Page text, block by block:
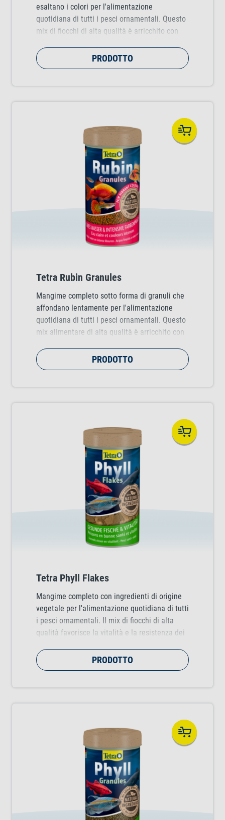
esaltano i colori per l'alimentazione
quotidiana di tutti i pesci ornamentali. Questo
mix di fiocchi di alta qualità è arricchito con
dei colori dei pesci.PRODOTTO
Tetra Rubin Granules
Mangime completo sotto forma di granuli che
affondano lentamente per l'alimentazione
quotidiana di tutti i pesci ornamentali. Questo
mix alimentare di alta qualità è arricchito con
dei colori dei pesci.PRODOTTO
Tetra Phyll Flakes
Mangime completo con ingredienti di origine
vegetale per l'alimentazione quotidiana di tutti
i pesci ornamentali. Il mix di fiocchi di alta
qualità favorisce la vitalità e la resistenza dei
PRODOTTO